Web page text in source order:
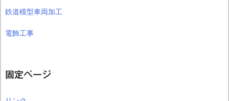
鉄道模型車両加工
電飾工事
固定ページ